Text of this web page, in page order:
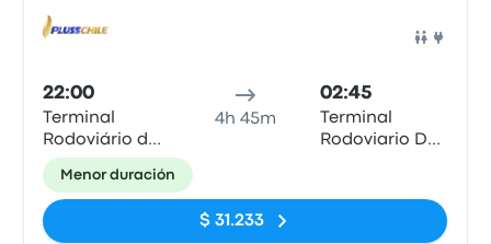
22:00
Terminal
Rodoviário de
Arica
4h 45m
02:45
Terminal
Rodoviario De
Menor duración
$ 31.233